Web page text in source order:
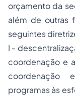
orçamento da
além de outras
seguintes
I -
coordenação e
coordenação
programas às